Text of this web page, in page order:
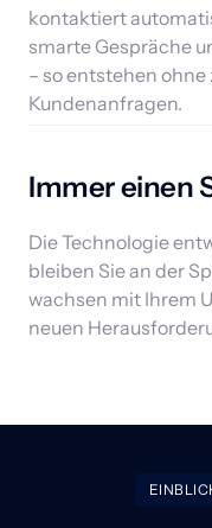
kontaktiert
smarte Gespräche
– so entstehen
Kundenanfragen.
Immer einen
Die Technologie
bleiben Sie an der
wachsen mit Ihrem
neuen